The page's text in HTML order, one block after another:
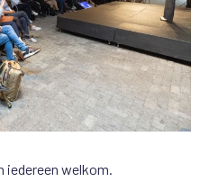
iedereen welkom.